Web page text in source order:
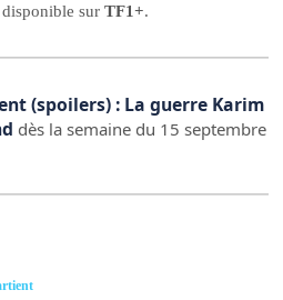
disponible surTF1+.
(spoilers) : La guerre Karim
dès la semaine du 15 septembre